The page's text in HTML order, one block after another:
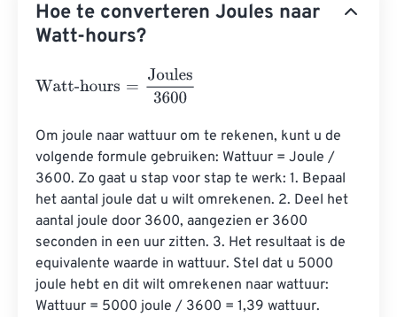
Hoe te converteren Joules naar
Watt-hours?
Watt-hours Joules3600
Om joule naar wattuur om te rekenen, kunt u de
volgende formule gebruiken: Wattuur = Joule /
3600. Zo gaat u stap voor stap te werk: 1. Bepaal
het aantal joule dat u wilt omrekenen. 2. Deel het
aantal joule door 3600, aangezien er 3600
seconden in een uur zitten. 3. Het resultaat is de
equivalente waarde in wattuur. Stel dat u 5000
joule hebt en dit wilt omrekenen naar wattuur:
Wattuur = 5000 joule / 3600 = 1,39 wattuur.